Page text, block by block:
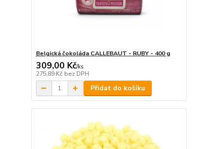
Belgická čokoláda CALLEBAUT - RUBY - 400 g
309,00 Kč/ks
275,89 Kč bez DPH
Přidat do košíku